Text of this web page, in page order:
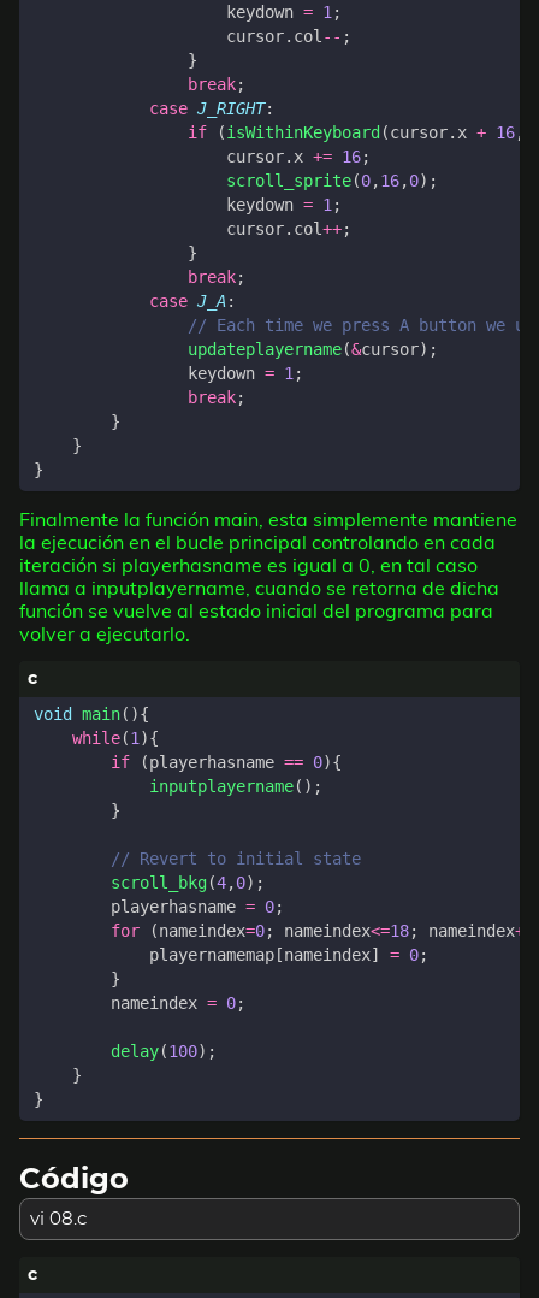
keydown = 1 ;
cursor. col -- ;
}
break;
case J_RIGHT:
if
(isWithinKeyboard (cursor. x + 16,
cursor. x += 16;
scroll_sprite(0,16,0);
keydown = 1 ;
cursor. col++;
}
break;
case J_A :
updateplayername(&cursor);
keydown = 1 ;
break;
}
}
}
Finalmente la función main, esta simplemente mantiene
la ejecución en el bucle principal controlando en cada
iteración si playerhasname es igual a 0, en tal caso
llama a inputplayername, cuando se retorna de dicha
función se vuelve al estado inicial del programa para
volver a ejecutarlo.
void main(){
while(1){
if
(playerhasname == 0){
inputplayername();
}
scroll_bkg(4,0);
playerhasname = 0;
for
(nameindex=0; nameindex<=18; nameindex++
playernamemap [nameindex] = 0;
}
nameindex = 0;
delay(100);
}
}
Código
vi 08.c